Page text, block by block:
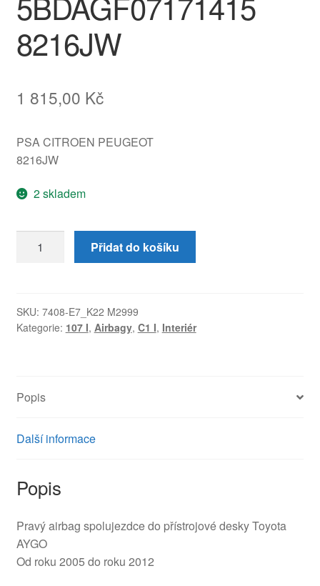
8216JW
1 815,00 Kč
PSA CITROEN PEUGEOT
8216JW
2 skladem
spolujezdec
2005-
2012
Přidat do košíku
SKU: 7408-E7_K22 M2999
Kategorie: 107 I, Airbagy, C1 I, Interiér
Popis
Další informace
Popis
Pravý airbag spolujezdce do přístrojové desky Toyota
AYGO
Od roku 2005 do roku 2012